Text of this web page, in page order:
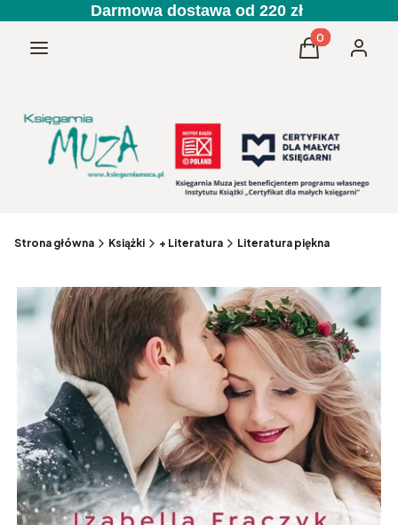
Darmowa dostawa od 220 zł
Menu Produkty w
Koszyk
Strona główna Książki + Literatura Literatura piękna